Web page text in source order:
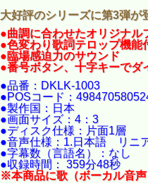
大好評のシリーズに第3弾が
●曲調に合わせたオリジナル
●色変わり歌詞テロップ機能
●臨場感迫力のサウンド
●番号ボタン、十字キーでダ
●品番：DKLK-1003
●POSコード：
●製作国：日本
●画面サイズ：4：3
●ディスク仕様：片面1層
●音声仕様：1.日本語 リニ
●字幕数（言語名）：なし
●収録時間： 359分48秒
※本商品に歌（ボーカル音声